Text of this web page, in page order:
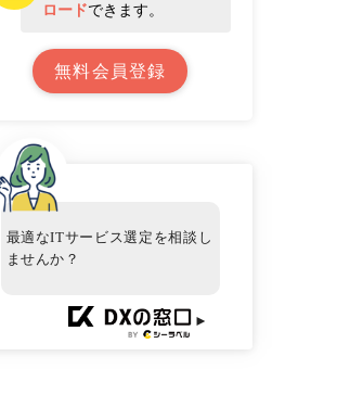
ロードできます。
無料会員登録
最適なITサービス選定を相談し
ませんか？
►